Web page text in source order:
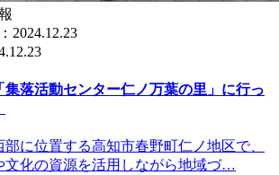
2024.12.23
集落活動センター仁ノ万葉の里」に行っ
に位置する高知市春野町仁ノ地区で、
文化の資源を活用しながら地域づ…